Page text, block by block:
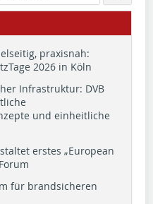
praxisnah:
2026 in Köln
Infrastruktur: DVB
und einheitliche
erstes „European
für brandsicheren